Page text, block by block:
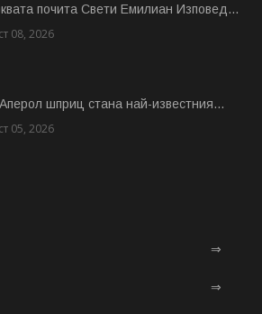
почита Свeти Емилиан Изповед...
08, 2026
шприц стана най-известния...
05, 2026
⇒
⇒